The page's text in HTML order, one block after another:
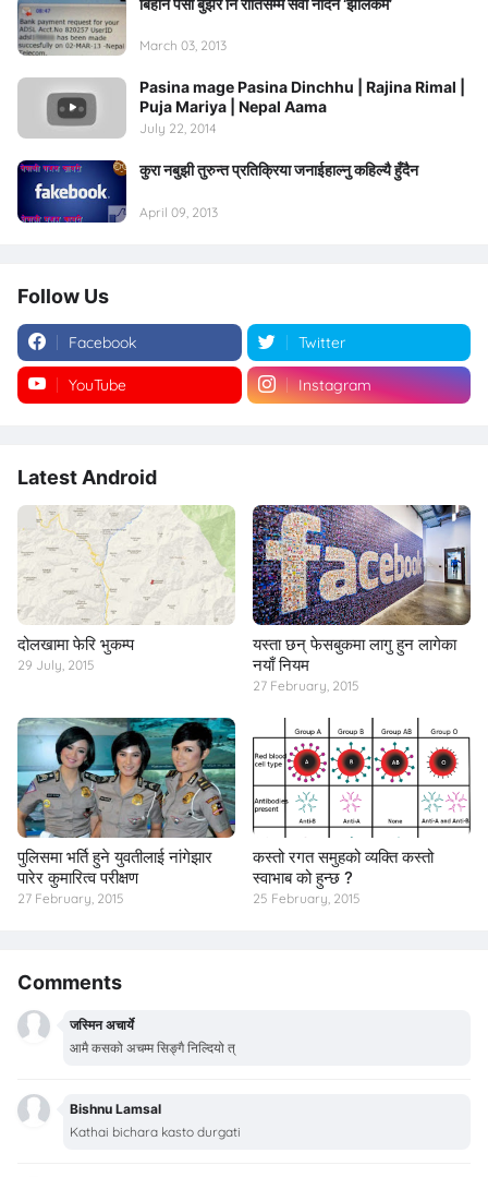
बिहानै पैसा बुझेर नि रातिसम्म सेवा नदिने ‘झेलिकम’
March 03, 2013
Pasina mage Pasina Dinchhu | Rajina Rimal |
Puja Mariya | Nepal Aama
July 22, 2014
कुरा नबुझी तुरुन्त प्रतिक्रिया जनाईहाल्नु कहिल्यै हुँदैन
April 09, 2013
Follow Us
Facebook Twitter
YouTube Instagram
Latest Android
दोलखामा फेरि भुकम्प
29 July, 2015
यस्ता छन् फेसबुकमा लागु हुन लागेका
नयाँ नियम
27 February, 2015
पुलिसमा भर्ति हुने युवतीलाई नांगेझार
पारेर कुमारित्व परीक्षण
27 February, 2015
कस्तो रगत समुहको व्यक्ति कस्तो
स्वाभाब को हुन्छ ?
25 February, 2015
Comments
जस्मिन अचार्ये
आमै कसको अचम्म सिङ्गै निल्दियो त्
Bishnu Lamsal
Kathai bichara kasto durgati